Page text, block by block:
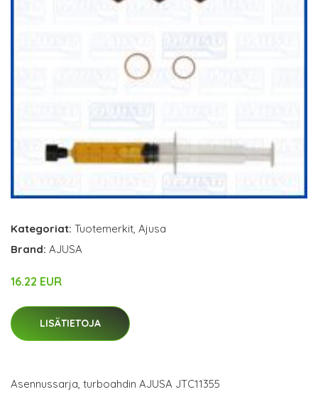
Kategoriat: Tuotemerkit, Ajusa
Brand: AJUSA
16.22 EUR
LISÄTIETOJA
Asennussarja, turboahdin AJUSA JTC11355